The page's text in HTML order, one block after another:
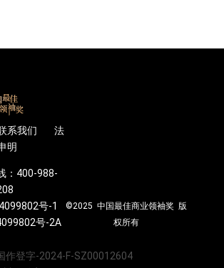
系我们 法
明
：400-988-
号-1
号-2A
©2025 中国最佳商业领袖奖 版
权所有
作登字-2024-F-SZ00012604